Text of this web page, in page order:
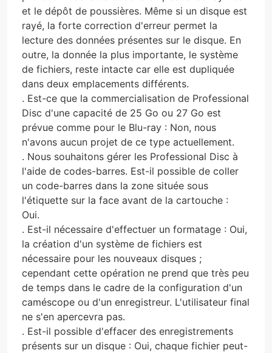
et le dépôt de poussières. Même si un disque est
rayé, la forte correction d'erreur permet la
lecture des données présentes sur le disque. En
outre, la donnée la plus importante, le système
de fichiers, reste intacte car elle est dupliquée
dans deux emplacements différents.
. Est-ce que la commercialisation de Professional
Disc d'une capacité de 25 Go ou 27 Go est
prévue comme pour le Blu-ray : Non, nous
n'avons aucun projet de ce type actuellement.
. Nous souhaitons gérer les Professional Disc à
l'aide de codes-barres. Est-il possible de coller
un code-barres dans la zone située sous
l'étiquette sur la face avant de la cartouche :
Oui.
. Est-il nécessaire d'effectuer un formatage : Oui,
la création d'un système de fichiers est
nécessaire pour les nouveaux disques ;
cependant cette opération ne prend que très peu
de temps dans le cadre de la configuration d'un
caméscope ou d'un enregistreur. L'utilisateur final
ne s'en apercevra pas.
. Est-il possible d'effacer des enregistrements
présents sur un disque : Oui, chaque fichier peut-